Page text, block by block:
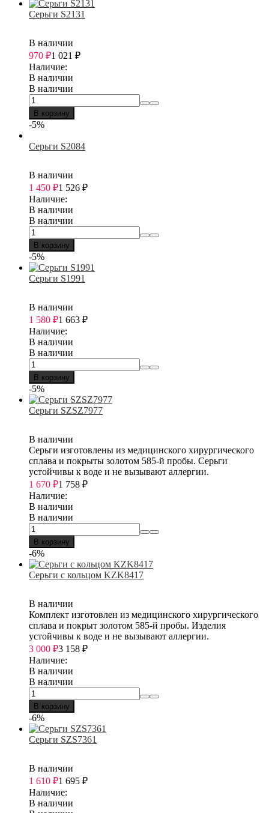
Серьги S2131
В наличии
970 ₽1 021 ₽
Наличие:
В наличии
В наличии
В корзину
-5%
Серьги S2084
В наличии
1 450 ₽1 526 ₽
Наличие:
В наличии
В наличии
В корзину
-5%
Серьги S1991
В наличии
1 580 ₽1 663 ₽
Наличие:
В наличии
В наличии
В корзину
-5%
Серьги SZSZ7977
В наличии
Серьги изготовлены из медицинского хирургического
сплава и покрыты золотом 585-й пробы. Серьги
устойчивы к воде и не вызывают аллергии.
1 670 ₽1 758 ₽
Наличие:
В наличии
В наличии
В корзину
-6%
Серьги с кольцом KZK8417
В наличии
Комплект изготовлен из медицинского хирургического
сплава и покрыт золотом 585-й пробы. Изделия
устойчивы к воде и не вызывают аллергии.
3 000 ₽3 158 ₽
Наличие:
В наличии
В наличии
В корзину
-6%
Серьги SZS7361
В наличии
1 610 ₽1 695 ₽
Наличие:
В наличии